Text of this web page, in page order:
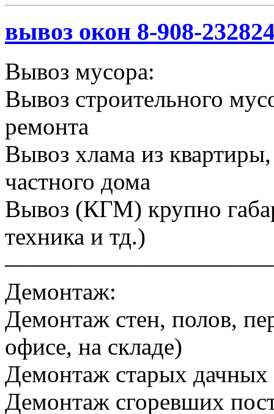
вывоз окон 8-908-
Вывоз мусора:
Вывоз строительного
ремонта
Вывоз хлама из
частного дома
Вывоз (КГМ) крупно
техника и тд.)
Демонтаж:
Демонтаж стен, полов,
офисе, на складе)
Демонтаж старых
Демонтаж сгоревших